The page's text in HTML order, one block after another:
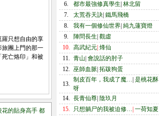
羅只想自由的享
旅團上門的那一
死亡烙印」和被
花的貼身高手 都
6.
都市最強修真學生 林北留
7.
太荒吞天訣 鐵馬飛橋
8.
我有一個修仙世界 純九蓮寶燈
9.
陣問長生 觀虛
10. 高武紀元 烽仙
11. 青山 會說話的肘子
12. 巫師血脈 拓跋狗蛋
13.
制皮百年，我成了魔… 是桃花酥
呀
14. 長青仙尊 陰玖月
15.
只想躺尸的我被迫修… 一荷知夏